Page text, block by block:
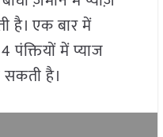
है। एक बार में
पंक्तियों में प्याज
सकती है।